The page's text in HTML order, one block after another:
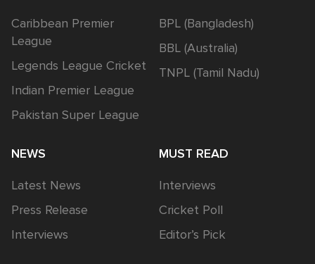
Caribbean Premier
League
Legends League Cricket
Indian Premier League
Pakistan Super League
BPL (Bangladesh)
BBL (Australia)
TNPL (Tamil Nadu)
NEWS
Latest News
Press Release
Interviews
MUST READ
Interviews
Cricket Poll
Editor’s Pick